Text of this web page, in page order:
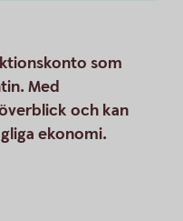
som
Med
och kan
ekonomi.